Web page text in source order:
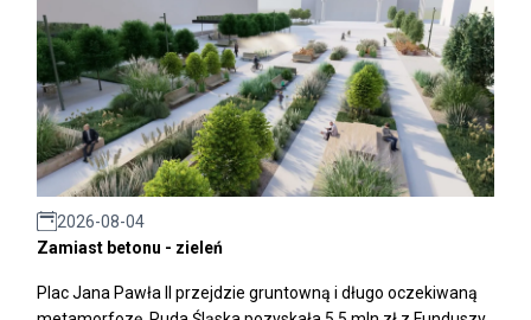
2026-08-04
Zamiast betonu - zieleń
Plac Jana Pawła II przejdzie gruntowną i długo oczekiwaną